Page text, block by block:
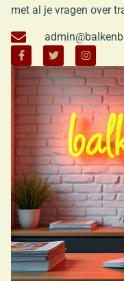
met al je vragen over